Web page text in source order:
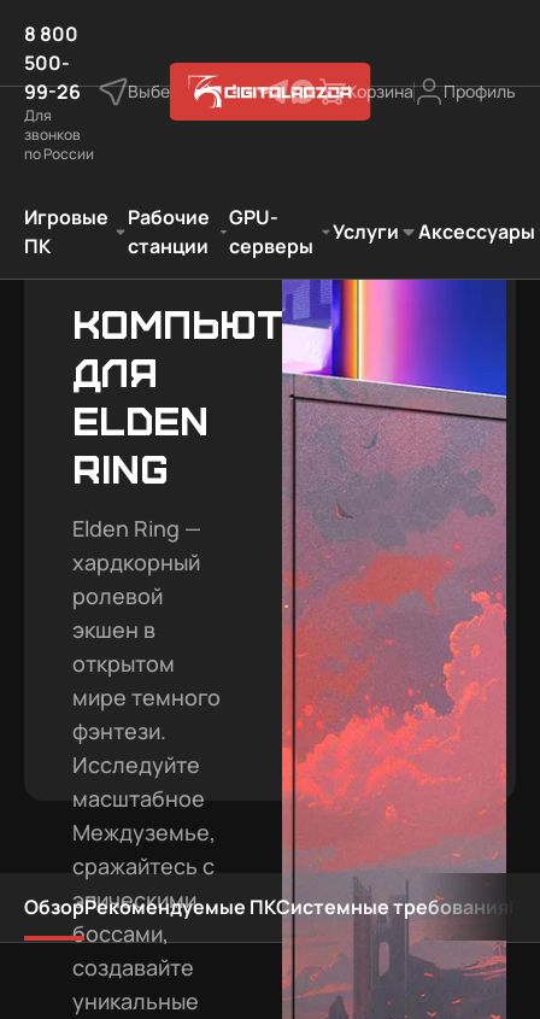
8 800
500-
99-26
Для
звонков
по России
Выберите город Корзина Профиль
Игровые
ПК
Рабочие
станции
GPU-
серверы
Услуги Аксессуары
Компьютеры
для
Elden
Ring
Elden Ring —
хардкорный
ролевой
экшен в
открытом
мире темного
фэнтези.
Исследуйте
масштабное
Междуземье,
сражайтесь с
эпическими
боссами,
создавайте
уникальные
ОбзорРекомендуемые ПКСистемные требования